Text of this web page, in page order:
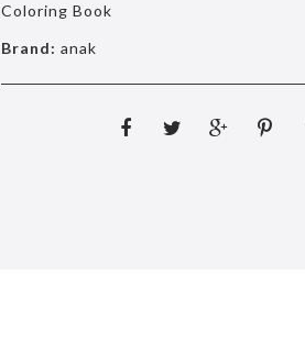
Coloring Book
Brand:anak